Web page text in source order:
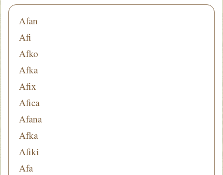
Afan
Afi
Afko
Afka
Afix
Afica
Afana
Afka
Afiki
Afa